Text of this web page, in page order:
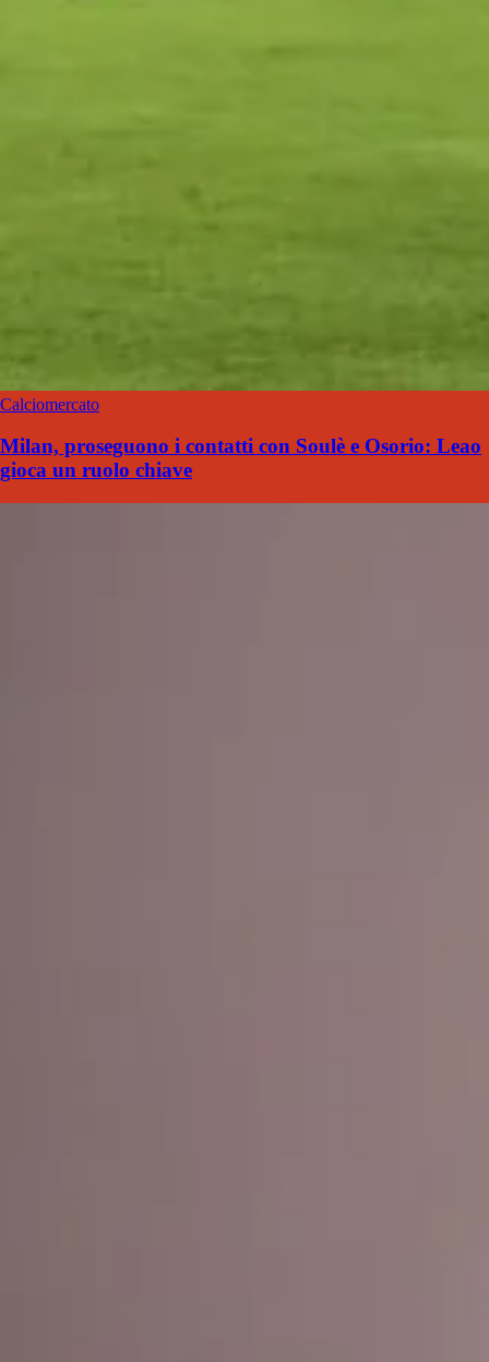
Calciomercato
Milan, proseguono i contatti con Soulè e Osorio: Leao
gioca un ruolo chiave